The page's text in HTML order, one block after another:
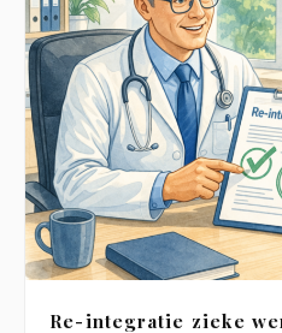
Re-integratie zieke